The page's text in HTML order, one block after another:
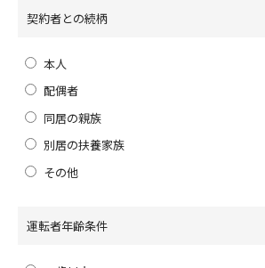
契約者との続柄
本人
配偶者
同居の親族
別居の扶養家族
その他
運転者年齢条件